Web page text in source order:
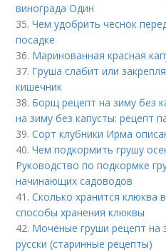
винограда Один
35.Чем удобрить чеснок
посадке
36. Маринованная красная
37. Груша слабит или
кишечник
38. Борщ рецепт на зиму без
на зиму без капусты: рецепт
39.Сорт клубники Ирма
40.Чем подкормить грушу
Руководство по подкормке
начинающих садоводов
41.Сколько хранится клюква
способы хранения клюквы
42. Моченые груши рецепт на
русски (старинные рецепты)